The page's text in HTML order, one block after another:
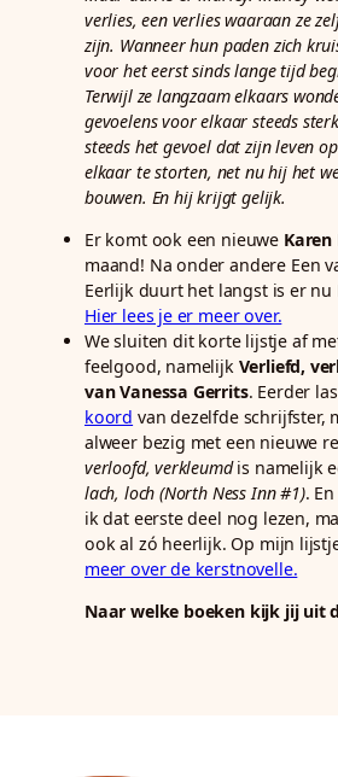
verlies, een verlies waaraan ze
zijn. Wanneer hun paden zich
voor het eerst sinds lange tijd
Terwijl ze langzaam elkaars
gevoelens voor elkaar steeds
steeds het gevoel dat zijn leven
elkaar te storten, net nu hij het
bouwen. En hij krijgt gelijk.
Er komt ook een nieuwe Karen
maand! Na onder andere Een
Eerlijk duurt het langst is er nu
Hier lees je er meer over.
We sluiten dit korte lijstje af
feelgood, namelijk Verliefd,
van Vanessa Gerrits. Eerder
koord van dezelfde schrijfster,
alweer bezig met een nieuwe
verloofd, verkleumdis namelijk
lach, loch (North Ness Inn #1).
ik dat eerste deel nog lezen,
ook al zó heerlijk. Op mijn
meer over de kerstnovelle.
Naar welke boeken kijk jij uit